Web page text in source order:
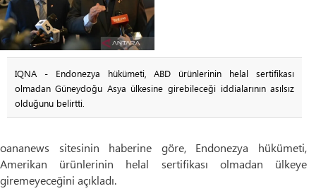
IQNA - Endonezya hükümeti, ABD ürünlerinin helal sertifikası
olmadan Güneydoğu Asya ülkesine girebileceği iddialarının asılsız
olduğunu belirtti.
oananews sitesinin haberine göre, Endonezya hükümeti,
Amerikan ürünlerinin helal sertifikası olmadan ülkeye
giremeyeceğini açıkladı.